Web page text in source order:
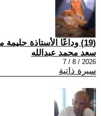
(19) وداعًا الأستاذة حليمة محمد عبدالله
سعد محمد عبدالله
2026 / 8 / 7
سيرة ذاتية